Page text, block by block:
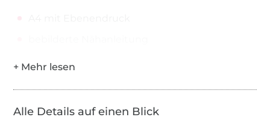
Alle Details auf einen Blick